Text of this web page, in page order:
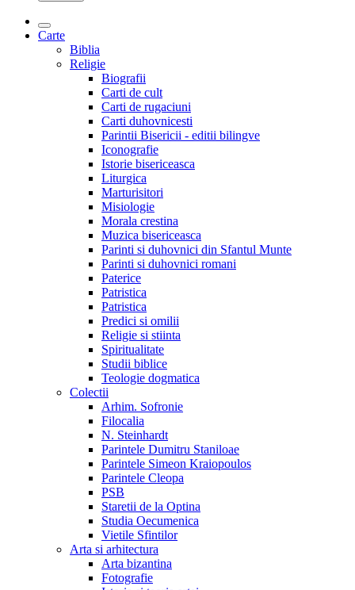
Carte
Biblia
Religie
Biografii
Carti de cult
Carti de rugaciuni
Carti duhovnicesti
Parintii Bisericii - editii bilingve
Iconografie
Istorie bisericeasca
Liturgica
Marturisitori
Misiologie
Morala crestina
Muzica bisericeasca
Parinti si duhovnici din Sfantul Munte
Parinti si duhovnici romani
Paterice
Patristica
Patristica
Predici si omilii
Religie si stiinta
Spiritualitate
Studii biblice
Teologie dogmatica
Colectii
Arhim. Sofronie
Filocalia
N. Steinhardt
Parintele Dumitru Staniloae
Parintele Simeon Kraiopoulos
Parintele Cleopa
PSB
Staretii de la Optina
Studia Oecumenica
Vietile Sfintilor
Arta si arhitectura
Arta bizantina
Fotografie